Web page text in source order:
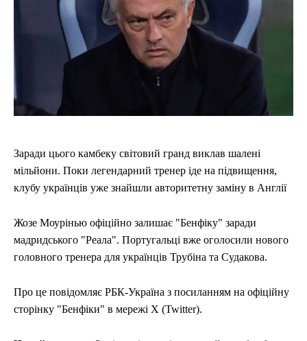
ЕКОНОМІКА СПОРТ ТЕХНОЛОГІЇ
ЕКОНОМІКА СПОРТ ТЕХНОЛОГІЇ
Заради цього камбеку світовий гранд виклав шалені
мільйони. Поки легендарний тренер іде на підвищення,
клубу українців уже знайшли авторитетну заміну в Англії
Жозе Моурінью офіційно залишає "Бенфіку" заради
мадридського "Реала". Португальці вже оголосили нового
головного тренера для українців Трубіна та Судакова.
Про це повідомляє РБК-Україна з посиланням на офіційну
сторінку "Бенфіки" в мережі X (Twitter).